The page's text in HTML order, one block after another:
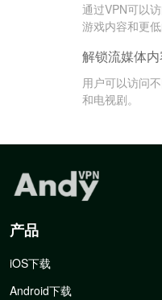
通过VPN可以
游戏内容和更低
解锁流媒体
用户可以访问
和电视剧。
产品
iOS下载
Android下载